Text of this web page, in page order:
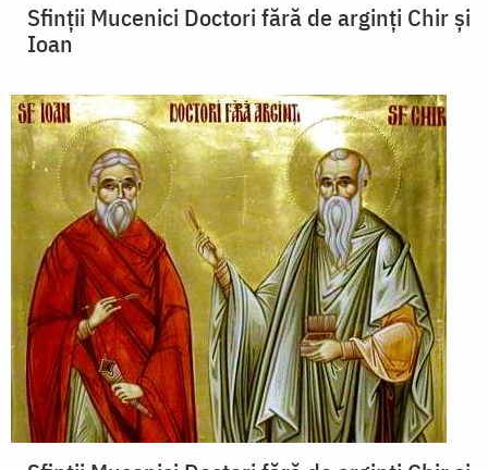
Sfinții Mucenici Doctori fără de arginți Chir și
Ioan